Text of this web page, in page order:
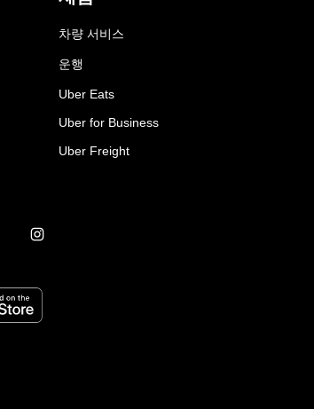
차량 서비스
운행
Uber Eats
Uber for Business
Uber Freight